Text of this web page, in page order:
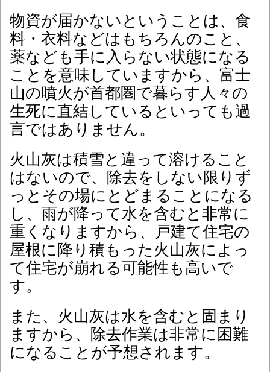
物資が届かないということは、食
料・衣料などはもちろんのこと、
薬なども手に入らない状態になる
ことを意味していますから、富士
山の噴火が首都圏で暮らす人々の
生死に直結しているといっても過
言ではありません。
火 山灰は積雪と違って溶けること
はないので、除去をしない限りず
っとその場にとどまることになる
し、雨が降って水を含むと非常に
重くなりますから、戸建て住宅の
屋根に降り積もった火山灰によっ
て住宅が崩れる可能性も高いで
す。
また、火山灰は水を含むと固まり
ますから、除去作業は非常に困難
になることが予想されます。